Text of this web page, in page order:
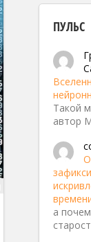
ПУЛЬС
Такой
автор
а